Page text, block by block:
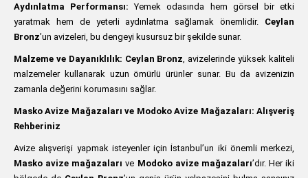
Aydınlatma Performansı: Yemek odasında hem görsel bir etki
yaratmak hem de yeterli aydınlatma sağlamak önemlidir. Ceylan
Bronz’un avizeleri, bu dengeyi kusursuz bir şekilde sunar.
Malzeme ve Dayanıklılık: Ceylan Bronz, avizelerinde yüksek kaliteli
malzemeler kullanarak uzun ömürlü ürünler sunar. Bu da avizenizin
zamanla değerini korumasını sağlar.
Masko Avize Mağazaları ve Modoko Avize Mağazaları: Alışveriş
Rehberiniz
Avize alışverişi yapmak isteyenler için İstanbul’un iki önemli merkezi,
Masko avize mağazaları ve Modoko avize mağazaları’dır. Her iki